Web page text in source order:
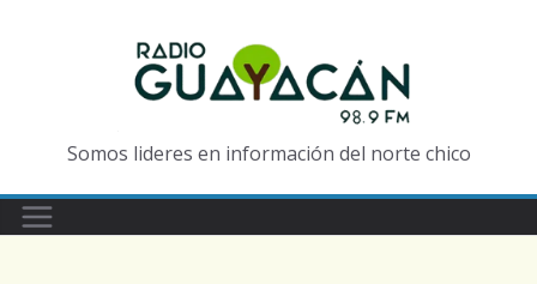
Somos lideres en información del norte chico